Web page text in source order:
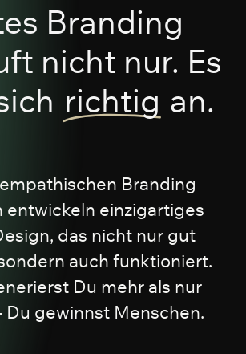
Branding
nicht nur. Es
richtig an.
Branding
entwickeln einzigartiges
das nicht nur gut
auch funktioniert.
Du mehr als nur
Du gewinnst Menschen.